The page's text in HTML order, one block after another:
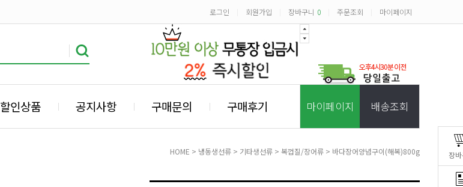
장
로그인 회원가입 장바구니 0 주문조회 마이페이지
할인상품 공지사항 구매문의 구매후기 마이페이지 배송조회
HOME > 냉동생선류 > 기타생선류 > 복껍질/장어류 > 바다장어양념구이(해복)800g